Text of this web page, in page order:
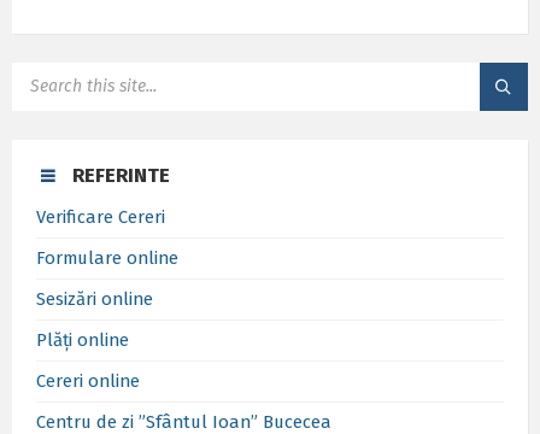
REFERINTE
Verificare Cereri
Formulare online
Sesizări online
Plăți online
Cereri online
Centru de zi ”Sfântul Ioan” Bucecea